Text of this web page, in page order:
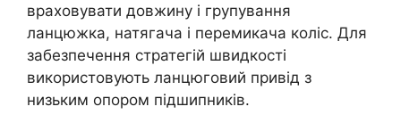
враховувати довжину і групування
ланцюжка, натягача і перемикача коліс. Для
забезпечення стратегій швидкості
використовують ланцюговий привід з
низьким опором підшипників.